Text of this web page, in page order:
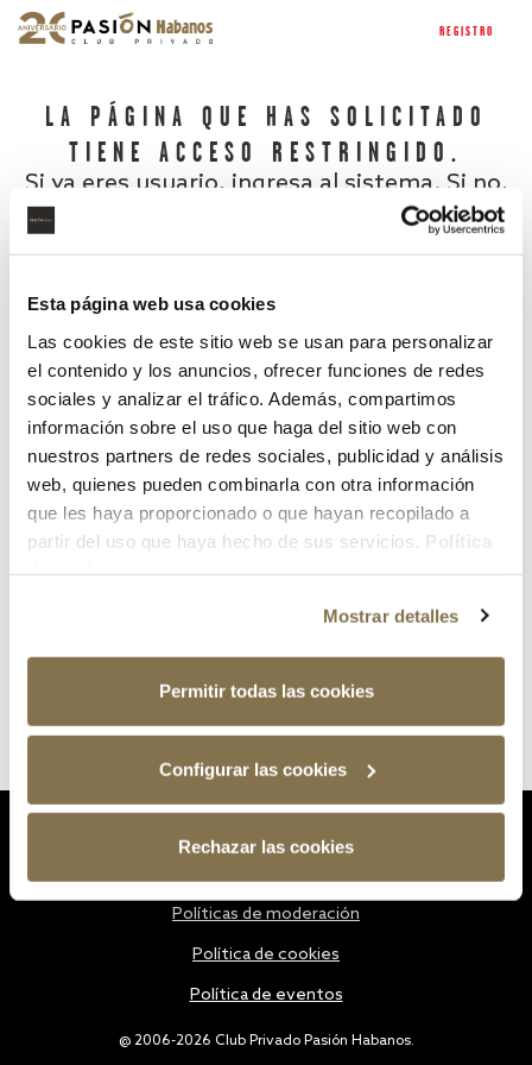
Esta página web usa cookies
Las cookies de este sitio web se usan para personalizar
el contenido y los anuncios, ofrecer funciones de redes
sociales y analizar el tráfico. Además, compartimos
información sobre el uso que haga del sitio web con
nuestros partners de redes sociales, publicidad y análisis
web, quienes pueden combinarla con otra información
que les haya proporcionado o que hayan recopilado a
partir del uso que haya hecho de sus servicios. Política
Mostrar detalles
Permitir todas las cookies
Configurar las cookies
Rechazar las cookies
REGISTRO
LA PÁGINA QUE HAS SOLICITADO
TIENE ACCESO RESTRINGIDO.
Si ya eres usuario, ingresa al sistema. Si no,
¿Has olvidado tu contraseña?
@ 2006-2026 Club Privado Pasión Habanos.
Políticas de moderación
Política de cookies
Política de eventos